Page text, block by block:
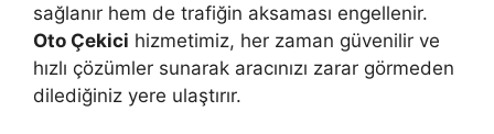
sağlanır hem de trafiğin aksaması engellenir.
Oto Çekici hizmetimiz, her zaman güvenilir ve
hızlı çözümler sunarak aracınızı zarar görmeden
dilediğiniz yere ulaştırır.